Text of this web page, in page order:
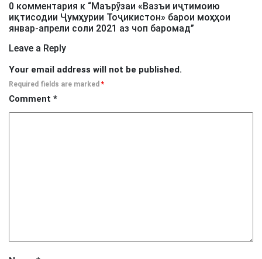
0 комментария к “Маърӯзаи «Вазъи иҷтимоию
иқтисодии Ҷумҳурии Тоҷикистон» барои моҳҳои
январ-апрели соли 2021 аз чоп баромад”
Leave a Reply
Your email address will not be published.
Required fields are marked *
Comment *